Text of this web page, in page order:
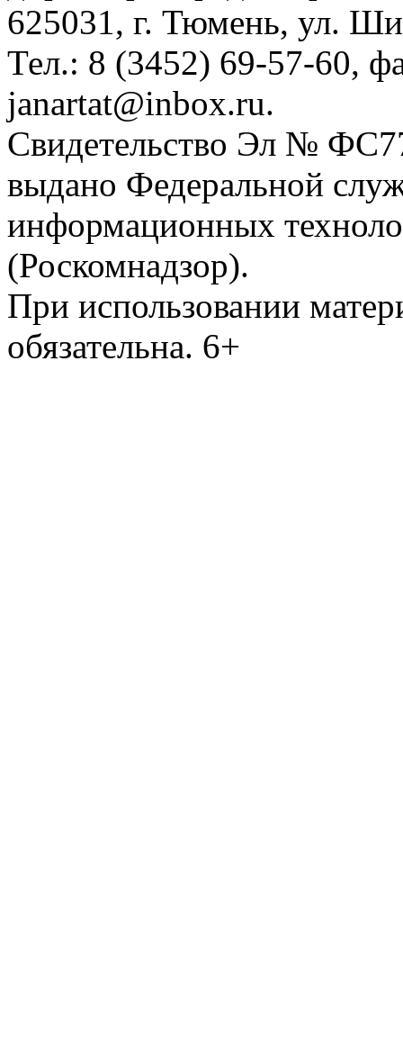
625031, г. Тюмень, ул.
Тел.: 8 (3452) 69-57-60,
janartat@inbox.ru.
Свидетельство Эл №
выдано Федеральной
информационных
(Роскомнадзор).
При использовании
обязательна. 6+